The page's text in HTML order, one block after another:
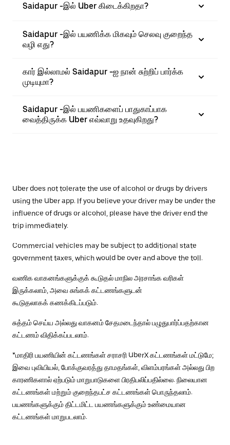
Saidapur -இல் Uber கிடைக்கிறதா?
Saidapur -இல் பயணிக்க மிகவும் செலவு குறைந்த
வழி எது?
கார் இல்லாமல் Saidapur -ஐ நான் சுற்றிப் பார்க்க
முடியுமா?
Saidapur -இல் பயணிகளைப் பாதுகாப்பாக
வைத்திருக்க Uber எவ்வாறு உதவுகிறது?
Uber does not tolerate the use of alcohol or drugs by drivers
using the Uber app. If you believe your driver may be under the
influence of drugs or alcohol, please have the driver end the
trip immediately.
Commercial vehicles may be subject to additional state
government taxes, which would be over and above the toll.
வணிக வாகனங்களுக்குக் கூடுதல் மாநில அரசாங்க வரிகள்
இருக்கலாம், அவை சுங்கக் கட்டணங்களுடன்
கூடுதலாகக் கணக்கிடப்படும்.
சுத்தம் செய்ய அல்லது வாகனம் சேதமடைந்தால் பழுதுபார்ப்பதற்கான
கட்டணம் விதிக்கப்படலாம்.
*மாதிரி பயணியின் கட்டணங்கள் சராசரி UberX கட்டணங்கள் மட்டுமே;
இவை புவியியல், போக்குவரத்து தாமதங்கள், விளம்பரங்கள் அல்லது பிற
காரணிகளால் ஏற்படும் மாறுபாடுகளை பிரதிபலிப்பதில்லை. நிலையான
கட்டணங்கள் மற்றும் குறைந்தபட்ச கட்டணங்கள் பொருந்தலாம்.
பயணங்களுக்கும் திட்டமிட்ட பயணங்களுக்கும் உண்மையான
கட்டணங்கள் மாறுபடலாம்.